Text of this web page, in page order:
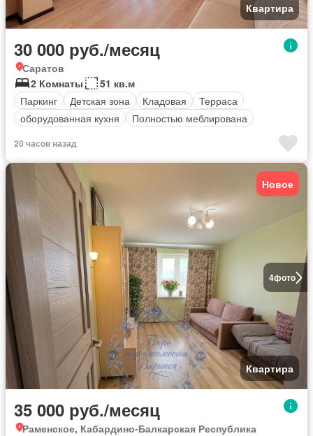
Квартира
30 000 руб./месяц
Саратов
2 Комнаты
51 кв.м
Паркинг
Детская зона Кладовая
Терраса
оборудованная кухня
Полностью меблирована
20 часов назад
4фото
Новое
Квартира
35 000 руб./месяц
Раменское, Кабардино-Балкарская Республика